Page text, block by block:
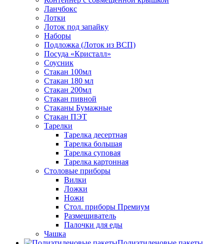
Ланчбокс
Лотки
Лоток под запайку
Наборы
Подложка (Лоток из ВСП)
Посуда «Кристалл»
Соусник
Стакан 100мл
Стакан 180 мл
Стакан 200мл
Стакан пивной
Стаканы Бумажные
Стакан ПЭТ
Тарелки
Тарелка десертная
Тарелка большая
Тарелка суповая
Тарелка картонная
Столовые приборы
Вилки
Ложки
Ножи
Стол. приборы Премиум
Размешиватель
Палочки для еды
Чашка